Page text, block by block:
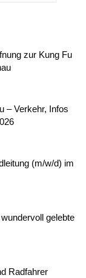
zur Kung Fu
– Verkehr, Infos
(m/w/d) im
gelebte
Radfahrer